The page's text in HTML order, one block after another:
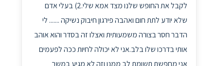
לקבל את החופש שלנו מצד אמא שלי.2) בעלי אדם
שלא יודע לתת חום ואהבה פירגון חיבוק נשיקה ....... לי
הדבר חסר בצורה משמעותית ואצלו זה בסדר והוא אוהב
אותי בדרכו שלו בלב.אני לא יכולה לחיות ככה לפעמים
אני מחפשת תשומת לב ממנו וזה לא מגיע במשך